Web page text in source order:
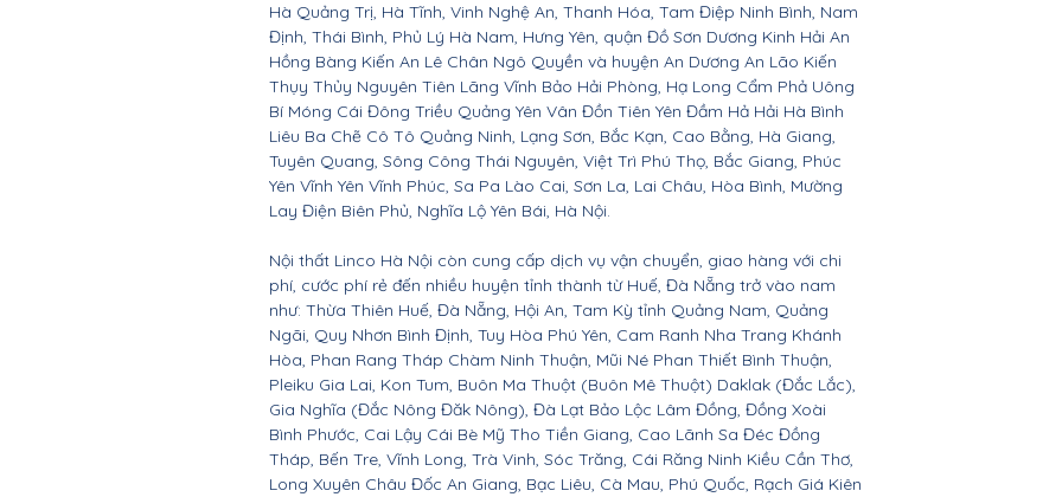
Hà Quảng Trị, Hà Tĩnh, Vinh Nghệ An, Thanh Hóa, Tam Điệp Ninh Bình, Nam
Định, Thái Bình, Phủ Lý Hà Nam, Hưng Yên, quận Đồ Sơn Dương Kinh Hải An
Hồng Bàng Kiến An Lê Chân Ngô Quyền và huyện An Dương An Lão Kiến
Thụy Thủy Nguyên Tiên Lãng Vĩnh Bảo Hải Phòng, Hạ Long Cẩm Phả Uông
Bí Móng Cái Đông Triều Quảng Yên Vân Đồn Tiên Yên Đầm Hả Hải Hà Bình
Liêu Ba Chẽ Cô Tô Quảng Ninh, Lạng Sơn, Bắc Kạn, Cao Bằng, Hà Giang,
Tuyên Quang, Sông Công Thái Nguyên, Việt Trì Phú Thọ, Bắc Giang, Phúc
Yên Vĩnh Yên Vĩnh Phúc, Sa Pa Lào Cai, Sơn La, Lai Châu, Hòa Bình, Mường
Lay Điện Biên Phủ, Nghĩa Lộ Yên Bái, Hà Nội.
Nội thất Linco Hà Nội còn cung cấp dịch vụ vận chuyển, giao hàng với chi
phí, cước phí rẻ đến nhiều huyện tỉnh thành từ Huế, Đà Nẵng trở vào nam
như: Thừa Thiên Huế, Đà Nẵng, Hội An, Tam Kỳ tỉnh Quảng Nam, Quảng
Ngãi, Quy Nhơn Bình Định, Tuy Hòa Phú Yên, Cam Ranh Nha Trang Khánh
Hòa, Phan Rang Tháp Chàm Ninh Thuận, Mũi Né Phan Thiết Bình Thuận,
Pleiku Gia Lai, Kon Tum, Buôn Ma Thuột (Buôn Mê Thuột) Daklak (Đắc Lắc),
Gia Nghĩa (Đắc Nông Đăk Nông), Đà Lạt Bảo Lộc Lâm Đồng, Đồng Xoài
Bình Phước, Cai Lậy Cái Bè Mỹ Tho Tiền Giang, Cao Lãnh Sa Đéc Đồng
Tháp, Bến Tre, Vĩnh Long, Trà Vinh, Sóc Trăng, Cái Răng Ninh Kiều Cần Thơ,
Long Xuyên Châu Đốc An Giang, Bạc Liêu, Cà Mau, Phú Quốc, Rạch Giá Kiên